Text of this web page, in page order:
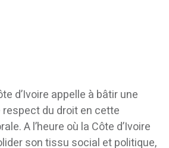
d’Ivoire appelle à bâtir une
respect du droit en cette
A l’heure où la Côte d’Ivoire
son tissu social et politique,